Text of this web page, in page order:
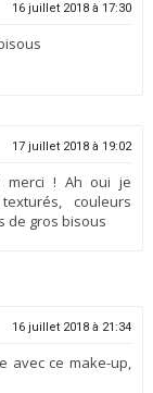
16 juillet 2018 à 17:30
17 juillet 2018 à 19:02
merci ! Ah oui je
couleurs
de gros bisous
16 juillet 2018 à 21:34
avec ce make-up,